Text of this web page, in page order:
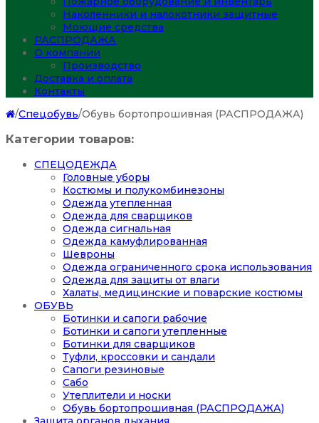
Наколенники и налокотники защитные
Моющие средства
РАСПРОДАЖА
О компании
Производство
Доставка и оплата
Контакты
/Спецобувь/Обувь бортопрошивная (РАСПРОДАЖА)
Категории товаров:
СПЕЦОДЕЖДА
Головные уборы
Костюмы и полукомбинезоны
Одежда утепленная
Одежда для сварщиков
Одежда сигнальная
Одежда камуфлированная
Шевроны
Одежда ограниченного срока использования
Одежда для защиты от влаги
Халаты, медицинские и поварские костюмы
ОБУВЬ
Ботинки и сапоги рабочие
Ботинки и сапоги утепленные
Ботинки для сварщиков
Туфли, кроссовки и сандали
Сапоги резиновые
Сабо
Утеплители и носки
Обувь бортопрошивная (РАСПРОДАЖА)